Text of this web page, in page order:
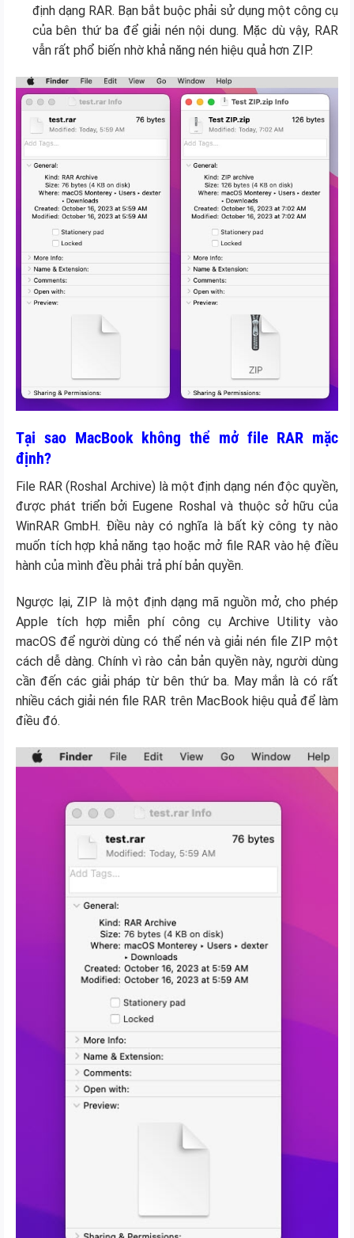
định dạng RAR. Bạn bắt buộc phải sử dụng một công cụ
của bên thứ ba để giải nén nội dung. Mặc dù vậy, RAR
vẫn rất phổ biến nhờ khả năng nén hiệu quả hơn ZIP.
Tại sao MacBook không thể mở file RAR mặc
định?
File RAR (Roshal Archive) là một định dạng nén độc quyền,
được phát triển bởi Eugene Roshal và thuộc sở hữu của
WinRAR GmbH. Điều này có nghĩa là bất kỳ công ty nào
muốn tích hợp khả năng tạo hoặc mở file RAR vào hệ điều
hành của mình đều phải trả phí bản quyền.
Ngược lại, ZIP là một định dạng mã nguồn mở, cho phép
Apple tích hợp miễn phí công cụ Archive Utility vào
macOS để người dùng có thể nén và giải nén file ZIP một
cách dễ dàng. Chính vì rào cản bản quyền này, người dùng
cần đến các giải pháp từ bên thứ ba. May mắn là có rất
nhiều cách giải nén file RAR trên MacBook hiệu quả để làm
điều đó.